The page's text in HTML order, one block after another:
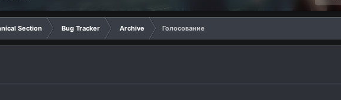
Section Bug Tracker Archive
Голосование